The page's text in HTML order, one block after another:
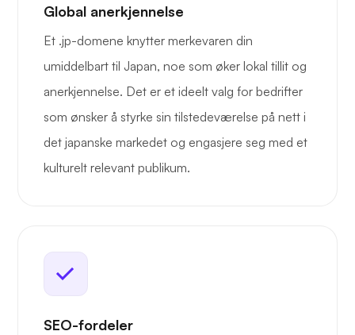
Global anerkjennelse
Et .jp-domene knytter merkevaren din
umiddelbart til Japan, noe som øker lokal tillit og
anerkjennelse. Det er et ideelt valg for bedrifter
som ønsker å styrke sin tilstedeværelse på nett i
det japanske markedet og engasjere seg med et
kulturelt relevant publikum.
SEO-fordeler